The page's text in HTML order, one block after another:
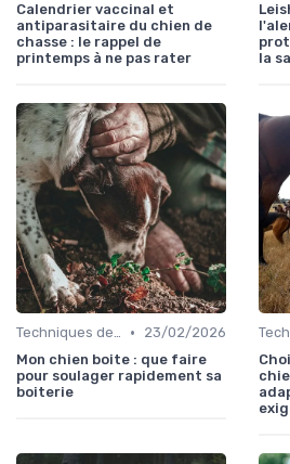
Calendrier vaccinal et
antiparasitaire du chien de
chasse : le rappel de
printemps à ne pas rater
la
Techniques de base •
23/02/2026
Mon chien boite : que faire
pour soulager rapidement sa
boiterie